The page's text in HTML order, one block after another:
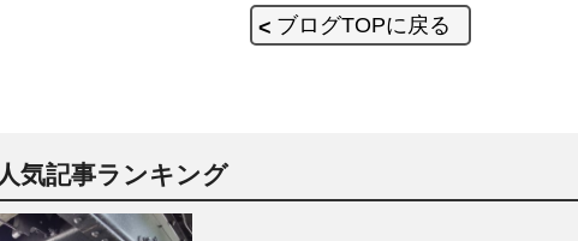
ブログTOPに戻る
人気記事ランキング